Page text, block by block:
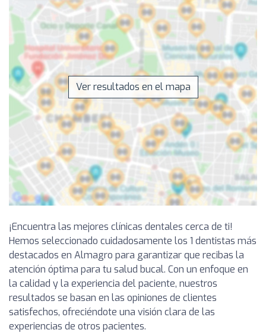
Ver resultados en el mapa
¡Encuentra las mejores clínicas dentales cerca de ti!
Hemos seleccionado cuidadosamente los 1 dentistas más
destacados en Almagro para garantizar que recibas la
atención óptima para tu salud bucal. Con un enfoque en
la calidad y la experiencia del paciente, nuestros
resultados se basan en las opiniones de clientes
satisfechos, ofreciéndote una visión clara de las
experiencias de otros pacientes.